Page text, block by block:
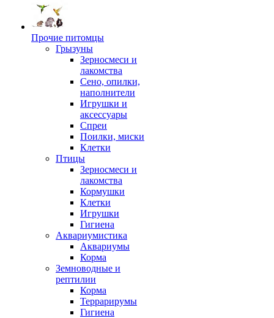
Прочие питомцы
Грызуны
Зерносмеси и
лакомства
Сено, опилки,
наполнители
Игрушки и
аксессуары
Спреи
Поилки, миски
Клетки
Птицы
Зерносмеси и
лакомства
Кормушки
Клетки
Игрушки
Гигиена
Аквариумистика
Аквариумы
Корма
Земноводные и
рептилии
Корма
Террарирумы
Гигиена